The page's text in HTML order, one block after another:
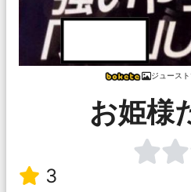
ジュースト
お姫様
3